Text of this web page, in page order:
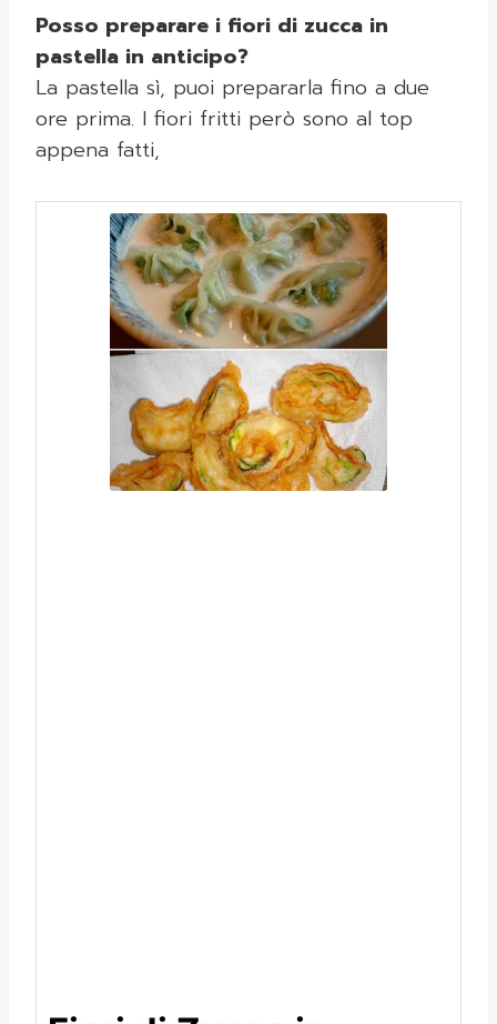
Posso preparare i fiori di zucca in
pastella in anticipo?
La pastella sì, puoi prepararla fino a due
ore prima. I fiori fritti però sono al top
appena fatti,